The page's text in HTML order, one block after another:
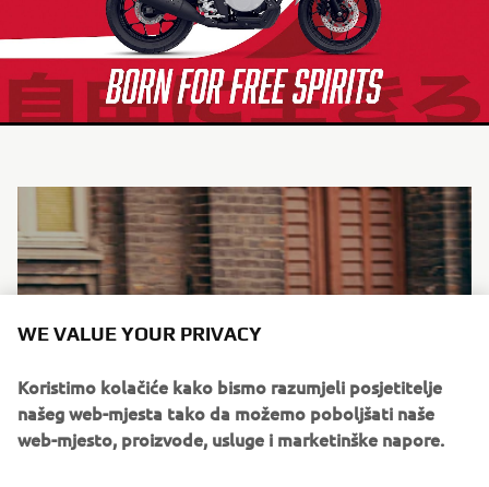
WE VALUE YOUR PRIVACY
Koristimo kolačiće kako bismo razumjeli posjetitelje
našeg web-mjesta tako da možemo poboljšati naše
web-mjesto, proizvode, usluge i marketinške napore.